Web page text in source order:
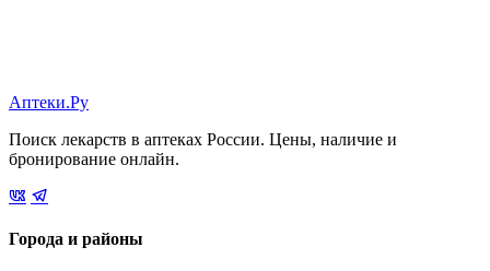
Аптеки.Ру
Поиск лекарств в аптеках России. Цены, наличие и
бронирование онлайн.
Города и районы